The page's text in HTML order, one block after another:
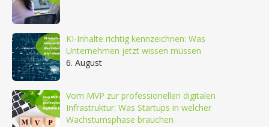
KI-Inhalte richtig kennzeichnen: Was
Unternehmen jetzt wissen müssen
6. August
Vom MVP zur professionellen digitalen
Infrastruktur: Was Startups in welcher
Wachstumsphase brauchen